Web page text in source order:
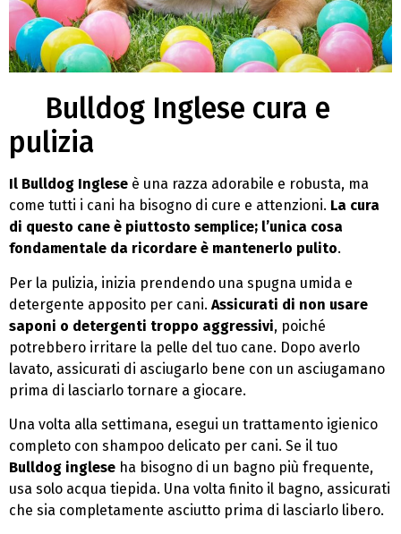
Bulldog Inglese cura e
pulizia
Il Bulldog Inglese è una razza adorabile e robusta, ma
come tutti i cani ha bisogno di cure e attenzioni. La cura
di questo cane è piuttosto semplice; l’unica cosa
fondamentale da ricordare è mantenerlo pulito.
Per la pulizia, inizia prendendo una spugna umida e
detergente apposito per cani. Assicurati di non usare
saponi o detergenti troppo aggressivi, poiché
potrebbero irritare la pelle del tuo cane. Dopo averlo
lavato, assicurati di asciugarlo bene con un asciugamano
prima di lasciarlo tornare a giocare.
Una volta alla settimana, esegui un trattamento igienico
completo con shampoo delicato per cani. Se il tuo
Bulldog inglese ha bisogno di un bagno più frequente,
usa solo acqua tiepida. Una volta finito il bagno, assicurati
che sia completamente asciutto prima di lasciarlo libero.